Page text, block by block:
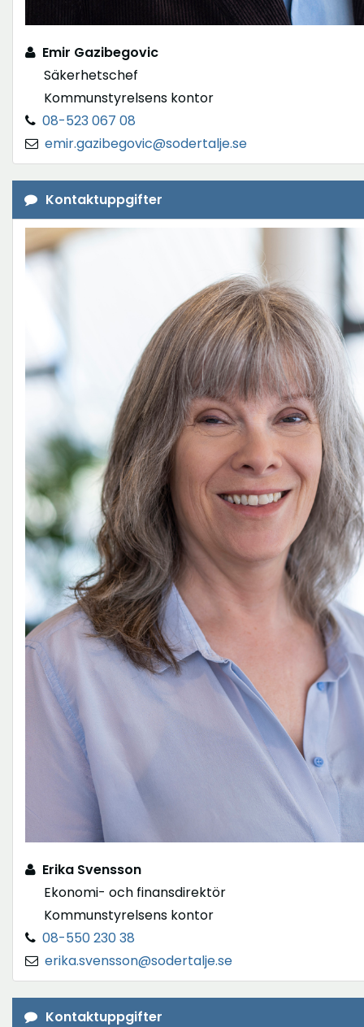
Emir Gazibegovic
Säkerhetschef
Kommunstyrelsens kontor
08-523 067 08
emir.gazibegovic@sodertalje.se
Kontaktuppgifter
Erika Svensson
Ekonomi- och finansdirektör
Kommunstyrelsens kontor
08-550 230 38
erika.svensson@sodertalje.se
Kontaktuppgifter